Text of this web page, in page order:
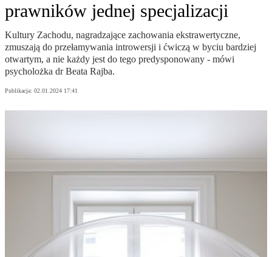
prawników jednej specjalizacji
Kultury Zachodu, nagradzające zachowania ekstrawertyczne,
zmuszają do przełamywania introwersji i ćwiczą w byciu bardziej
otwartym, a nie każdy jest do tego predysponowany - mówi
psycholożka dr Beata Rajba.
Publikacja: 02.01.2024 17:41